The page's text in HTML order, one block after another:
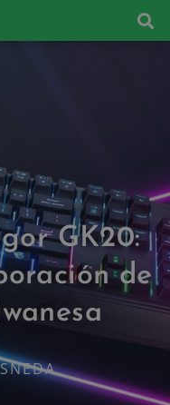
GK20:
de